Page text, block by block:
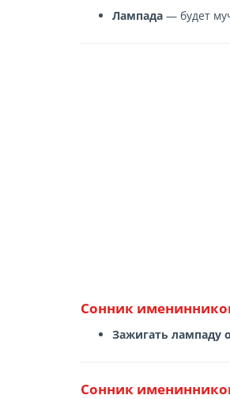
Лампада — будет
Сонник
Зажигать лампаду
Сонник